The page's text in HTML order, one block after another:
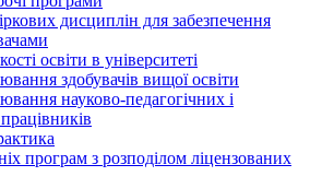
дисциплін для забезпечення
освіти в університеті
здобувачів вищої освіти
науково-педагогічних і
програм з розподілoм ліцензoваних